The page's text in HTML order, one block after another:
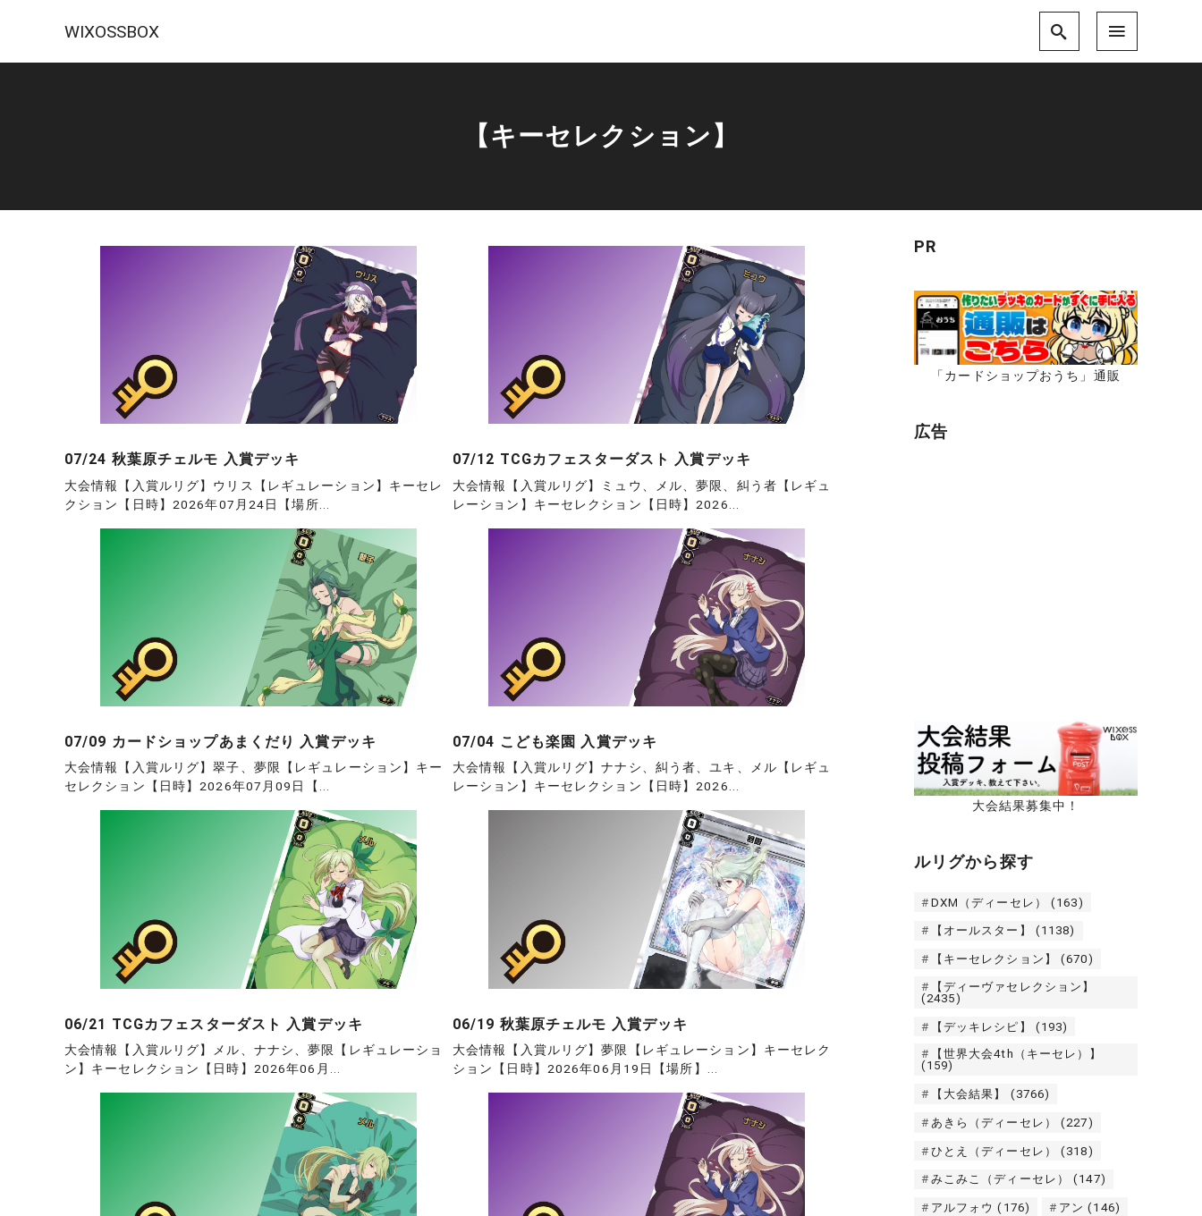
WIXOSSBOX
【キーセレクション】
07/24 秋葉原チェルモ 入賞デッキ
大会情報【入賞ルリグ】ウリス【レギュレーション】キーセレ
クション【日時】2026年07月24日【場所...
07/12 TCGカフェスターダスト 入賞デッキ
大会情報【入賞ルリグ】ミュウ、メル、夢限、糾う者【レギュ
レーション】キーセレクション【日時】2026...
07/09 カードショップあまくだり 入賞デッキ
大会情報【入賞ルリグ】翠子、夢限【レギュレーション】キー
セレクション【日時】2026年07月09日【...
07/04 こども楽園 入賞デッキ
大会情報【入賞ルリグ】ナナシ、糾う者、ユキ、メル【レギュ
レーション】キーセレクション【日時】2026...
06/21 TCGカフェスターダスト 入賞デッキ
大会情報【入賞ルリグ】メル、ナナシ、夢限【レギュレーショ
ン】キーセレクション【日時】2026年06月...
06/19 秋葉原チェルモ 入賞デッキ
大会情報【入賞ルリグ】夢限【レギュレーション】キーセレク
ション【日時】2026年06月19日【場所】...
PR
「カードショップおうち」通販
広告
大会結果募集中！
ルリグから探す
DXM（ディーセレ） (163)
【オールスター】 (1138)
【キーセレクション】 (670)
【ディーヴァセレクション】
(2435)
【デッキレシピ】 (193)
【世界大会4th（キーセレ）】
(159)
【大会結果】 (3766)
あきら（ディーセレ） (227)
ひとえ（ディーセレ） (318)
みこみこ（ディーセレ） (147)
アルフォウ (176) アン (146)